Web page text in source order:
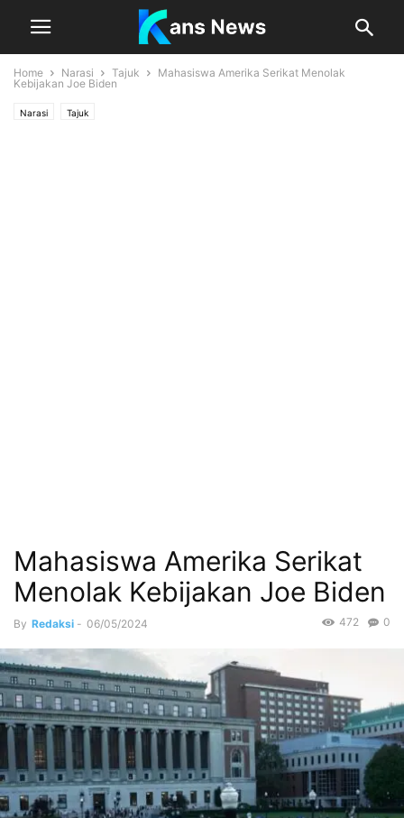
Home Narasi Tajuk
Mahasiswa Amerika Serikat Menolak
Kebijakan Joe Biden
Narasi Tajuk
Mahasiswa Amerika Serikat
Menolak Kebijakan Joe Biden
By Redaksi - 06/05/2024 0
472